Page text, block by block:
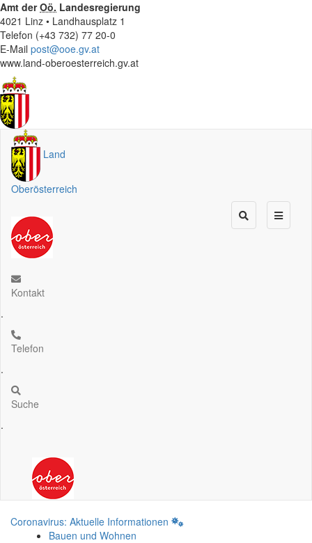
Amt derOö. Landesregierung
4021 Linz • Landhausplatz 1
Telefon (+43 732) 77 20-0
E-Mail post@ooe.gv.at
www.land-oberoesterreich.gv.at
Land
Oberösterreich
Kontakt
.
Telefon
.
Suche
.
Coronavirus: Aktuelle Informationen
Bauen und Wohnen